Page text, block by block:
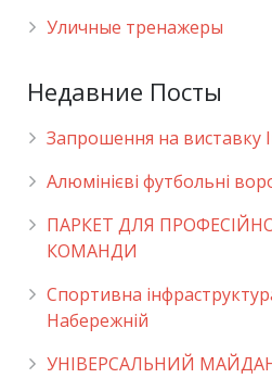
Уличные тренажеры
Недавние Посты
Запрошення на виставку
Алюмінієві футбольні
ПАРКЕТ ДЛЯ
КОМАНДИ
Спортивна
Набережній
УНІВЕРСАЛЬНИЙ